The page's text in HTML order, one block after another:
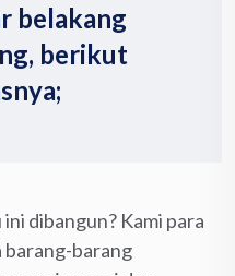
belakang
berikut
dibangun? Kami para
barang-barang